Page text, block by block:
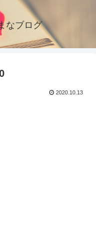
なブログ
2020.10.13